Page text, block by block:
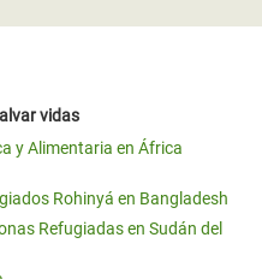
vidas
y Alimentaria en África
Rohinyá en Bangladesh
Refugiadas en Sudán del